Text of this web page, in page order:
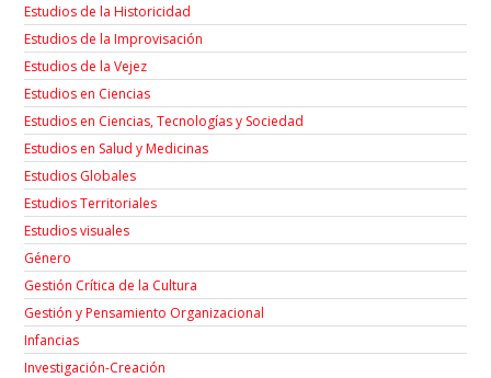
Estudios de la Historicidad
Estudios de la Improvisación
Estudios de la Vejez
Estudios en Ciencias
Estudios en Ciencias, Tecnologías y Sociedad
Estudios en Salud y Medicinas
Estudios Globales
Estudios Territoriales
Estudios visuales
Género
Gestión Crítica de la Cultura
Gestión y Pensamiento Organizacional
Infancias
Investigación-Creación